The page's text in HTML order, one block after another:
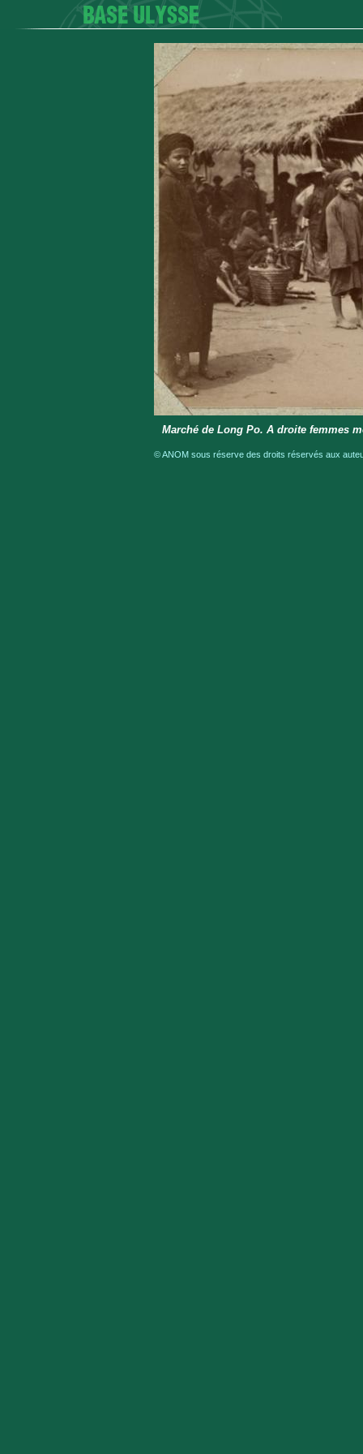
Marché de Long Po. A droite femmes
© ANOM sous réserve des droits réservés aux